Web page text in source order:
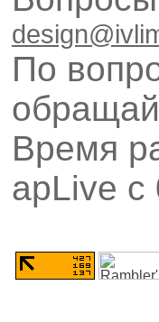
По
Время
apLive c